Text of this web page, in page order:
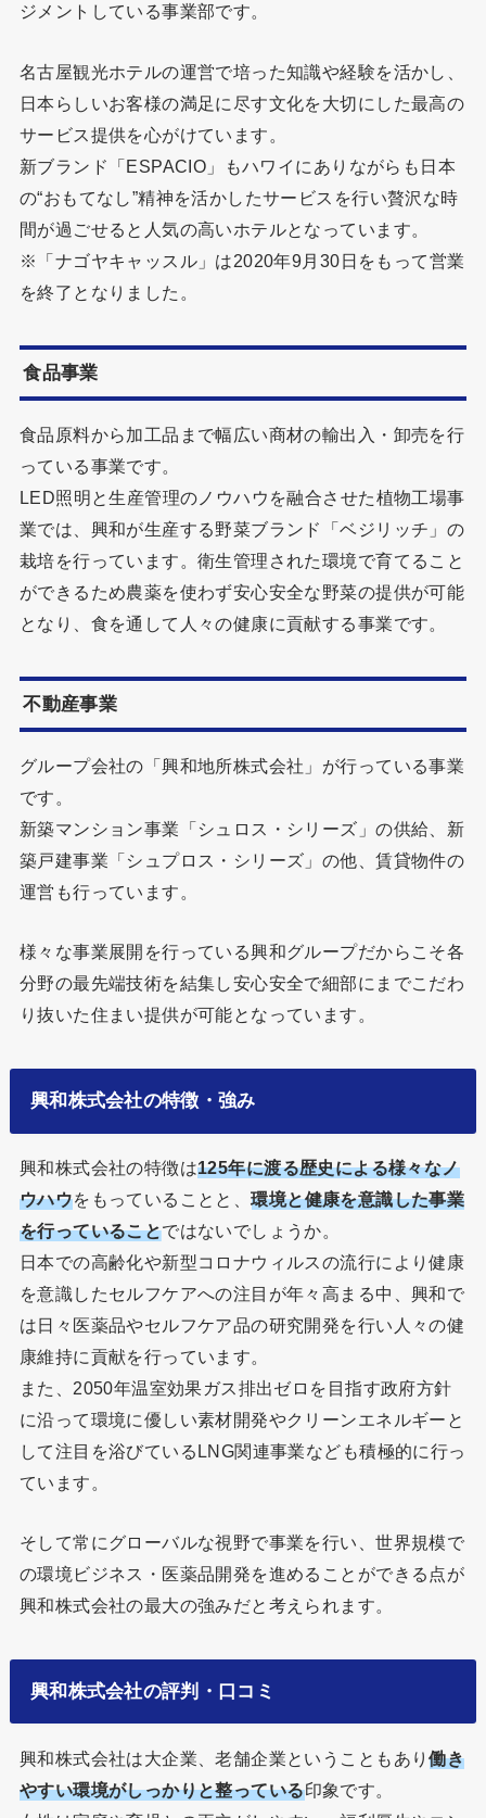
ジメントしている事業部です。
名古屋観光ホテルの運営で培った知識や経験を活かし、
日本らしいお客様の満足に尽す文化を大切にした最高の
サービス提供を心がけています。
新ブランド「ESPACIO」もハワイにありながらも日本
の“おもてなし”精神を活かしたサービスを行い贅沢な時
間が過ごせると人気の高いホテルとなっています。
※「ナゴヤキャッスル」は2020年9月30日をもって営業
を終了となりました。
食品事業
食品原料から加工品まで幅広い商材の輸出入・卸売を行
っている事業です。
LED照明と生産管理のノウハウを融合させた植物工場事
業では、興和が生産する野菜ブランド「ベジリッチ」の
栽培を行っています。衛生管理された環境で育てること
ができるため農薬を使わず安心安全な野菜の提供が可能
となり、食を通して人々の健康に貢献する事業です。
不動産事業
グループ会社の「興和地所株式会社」が行っている事業
です。
新築マンション事業「シュロス・シリーズ」の供給、新
築戸建事業「シュプロス・シリーズ」の他、賃貸物件の
運営も行っています。
様々な事業展開を行っている興和グループだからこそ各
分野の最先端技術を結集し安心安全で細部にまでこだわ
り抜いた住まい提供が可能となっています。
興和株式会社の特徴・強み
興和株式会社の特徴は125年に渡る歴史による様々なノ
ウハウをもっていることと、環境と健康を意識した事業
を行っていることではないでしょうか。
日本での高齢化や新型コロナウィルスの流行により健康
を意識したセルフケアへの注目が年々高まる中、興和で
は日々医薬品やセルフケア品の研究開発を行い人々の健
康維持に貢献を行っています。
また、2050年温室効果ガス排出ゼロを目指す政府方針
に沿って環境に優しい素材開発やクリーンエネルギーと
して注目を浴びているLNG関連事業なども積極的に行っ
ています。
そして常にグローバルな視野で事業を行い、世界規模で
の環境ビジネス・医薬品開発を進めることができる点が
興和株式会社の最大の強みだと考えられます。
興和株式会社の評判・口コミ
興和株式会社は大企業、老舗企業ということもあり働き
やすい環境がしっかりと整っている印象です。